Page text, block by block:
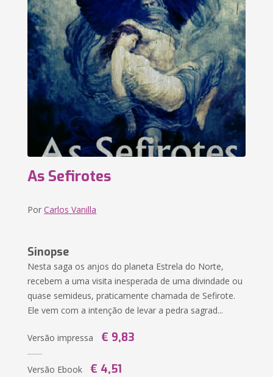
As Sefirotes
PorCarlos Vanilla
Sinopse
Nesta saga os anjos do planeta Estrela do Norte,
recebem a uma visita inesperada de uma divindade ou
quase semideus, praticamente chamada de Sefirote.
Ele vem com a intenção de levar a pedra sagrad...
Versão impressa € 9,83
Versão Ebook € 4,51